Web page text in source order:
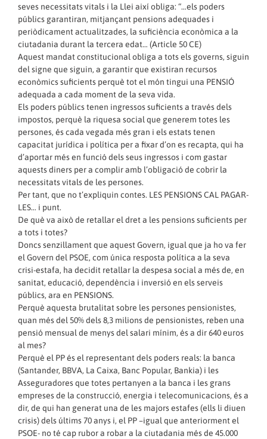
seves necessitats vitals i la Llei així obliga: “…els poders
públics garantiran, mitjançant pensions adequades i
periòdicament actualitzades, la suficiència econòmica a la
ciutadania durant la tercera edat… (Article 50 CE)
Aquest mandat constitucional obliga a tots els governs, siguin
del signe que siguin, a garantir que existiran recursos
econòmics suficients perquè tot el món tingui una PENSIÓ
adequada a cada moment de la seva vida.
Els poders públics tenen ingressos suficients a través dels
impostos, perquè la riquesa social que generem totes les
persones, és cada vegada més gran i els estats tenen
capacitat jurídica i política per a fixar d’on es recapta, qui ha
d’aportar més en funció dels seus ingressos i com gastar
aquests diners per a complir amb l’obligació de cobrir la
necessitats vitals de les persones.
Per tant, que no t’expliquin contes. LES PENSIONS CAL PAGAR-
LES… i punt.
De què va això de retallar el dret a les pensions suficients per
a tots i totes?
Doncs senzillament que aquest Govern, igual que ja ho va fer
el Govern del PSOE, com única resposta política a la seva
crisi-estafa, ha decidit retallar la despesa social a més de, en
sanitat, educació, dependència i inversió en els serveis
públics, ara en PENSIONS.
Perquè aquesta brutalitat sobre les persones pensionistes,
quan més del 50% dels 8,3 milions de pensionistes, reben una
pensió mensual de menys del salari mínim, és a dir 640 euros
al mes?
Perquè el PP és el representant dels poders reals: la banca
(Santander, BBVA, La Caixa, Banc Popular, Bankia) i les
Asseguradores que totes pertanyen a la banca i les grans
empreses de la construcció, energia i telecomunicacions, és a
dir, de qui han generat una de les majors estafes (ells li diuen
crisis) dels últims 70 anys i, el PP –igual que anteriorment el
PSOE- no té cap rubor a robar a la ciutadania més de 45.000